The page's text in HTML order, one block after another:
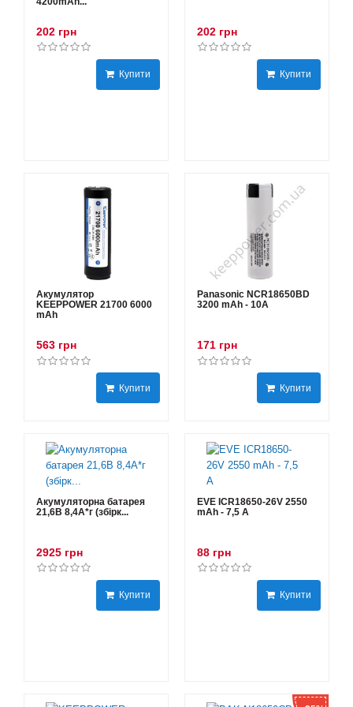
202 грн
Купити
202 грн
Купити
Акумулятор
KEEPPOWER 21700 6000
mAh
563 грн
Купити
Panasonic NCR18650BD
3200 mAh - 10А
171 грн
Купити
Акумуляторна батарея
21,6В 8,4A*г (збірк...
2925 грн
Купити
EVE ICR18650-26V 2550
mAh - 7,5 А
88 грн
Купити